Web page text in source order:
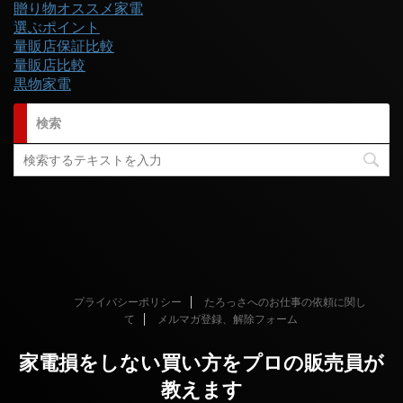
贈り物オススメ家電
選ぶポイント
量販店保証比較
量販店比較
黒物家電
検索
プライバシーポリシー
たろっさへのお仕事の依頼に関し
て
メルマガ登録、解除フォーム
家電損をしない買い方をプロの販売員が
教えます